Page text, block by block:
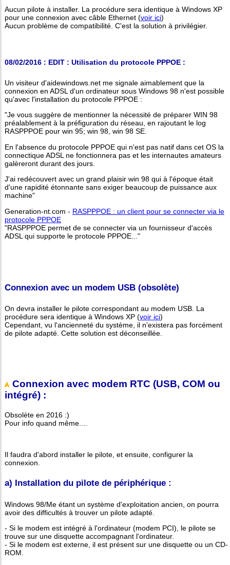
Aucun pilote à installer. La procédure sera identique à Windows XP
pour une connexion avec câble Ethernet (voir ici)
Aucun problème de compatibilité. C'est la solution à privilégier.
08/02/2016 : EDIT : Utilisation du protocole PPPOE :
Un visiteur d'aidewindows.net me signale aimablement que la
connexion en ADSL d'un ordinateur sous Windows 98 n'est possible
qu'avec l'installation du protocole PPPOE :
"Je vous suggère de mentionner la nécessité de préparer WIN 98
préalablement à la préfiguration du réseau, en rajoutant le log
RASPPPOE pour win 95; win 98, win 98 SE.
En l'absence du protocole PPPOE qui n'est pas natif dans cet OS la
connectique ADSL ne fonctionnera pas et les internautes amateurs
galèreront durant des jours.
J'ai redécouvert avec un grand plaisir win 98 qui à l'époque était
d'une rapidité étonnante sans exiger beaucoup de puissance aux
machine"
Generation-nt.com - RASPPPOE : un client pour se connecter via le
protocole PPPOE
"RASPPPOE permet de se connecter via un fournisseur d'accès
ADSL qui supporte le protocole PPPOE..."
Connexion avec un modem USB (obsolète)
On devra installer le pilote correspondant au modem USB. La
procédure sera identique à Windows XP (voir ici)
Cependant, vu l'ancienneté du système, il n'existera pas forcément
de pilote adapté. Cette solution est déconseillée.
Connexion avec modem RTC (USB, COM ou
intégré) :
Obsolète en 2016 :)
Pour info quand même....
Il faudra d'abord installer le pilote, et ensuite, configurer la
connexion.
a) Installation du pilote de périphérique :
Windows 98/Me étant un système d'exploitation ancien, on pourra
avoir des difficultés à trouver un pilote adapté.
- Si le modem est intégré à l'ordinateur (modem PCI), le pilote se
trouve sur une disquette accompagnant l'ordinateur.
- Si le modem est externe, il est présent sur une disquette ou un CD-
ROM.